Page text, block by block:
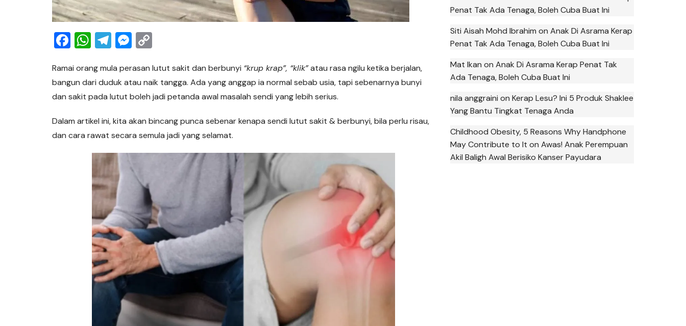
F
c
e
b
o
o
W
at
s
A
p
p
T
e
gr
a
m
M
ss
e
n
g
er
p
y
Li
n
k
Ramai orang mula perasan lutut sakit dan berbunyi “krup krap”, “klik”atau rasa ngilu ketika berjalan,
bangun dari duduk atau naik tangga. Ada yang anggap ia normal sebab usia, tapi sebenarnya bunyi
dan sakit pada lutut boleh jadi petanda awal masalah sendi yang lebih serius.
Dalam artikel ini, kita akan bincang punca sebenar kenapa sendi lutut sakit & berbunyi, bila perlu risau,
dan cara rawat secara semula jadi yang selamat.
Penat Tak Ada Tenaga, Boleh Cuba Buat Ini
Siti Aisah Mohd Ibrahim on Anak Di Asrama Kerap
Penat Tak Ada Tenaga, Boleh Cuba Buat Ini
Mat Ikan on Anak Di Asrama Kerap Penat Tak
Ada Tenaga, Boleh Cuba Buat Ini
nila anggraini on Kerap Lesu? Ini 5 Produk Shaklee
Yang Bantu Tingkat Tenaga Anda
Childhood Obesity, 5 Reasons Why Handphone
May Contribute to It on Awas! Anak Perempuan
Akil Baligh Awal Berisiko Kanser Payudara